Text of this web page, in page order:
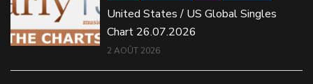
United States / US Global Singles
Chart 26.07.2026
2 AOÛT 2026